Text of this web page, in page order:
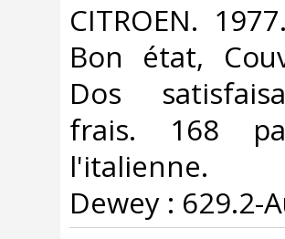
‎CITROEN.
Bon état,
Dos
frais. 168
l'italienne.
Dewey : 629.2-